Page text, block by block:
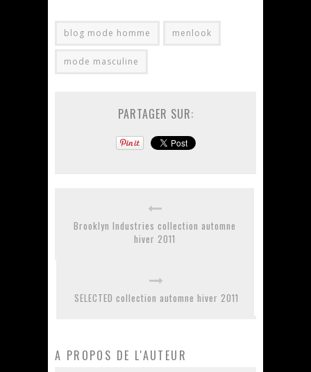
blog mode homme menlook
mode masculine
PARTAGER SUR:
Brooklyn Industries collection automne
hiver 2011
SELECTED collection automne hiver 2011
A PROPOS DE L'AUTEUR